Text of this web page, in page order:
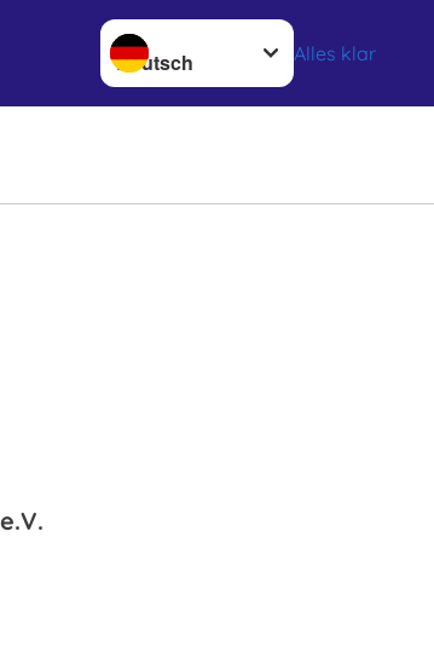
Sprache wechseln zu
Alles klar